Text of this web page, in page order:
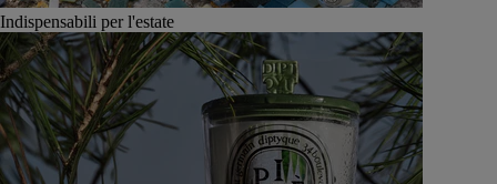
Indispensabili per l'estate